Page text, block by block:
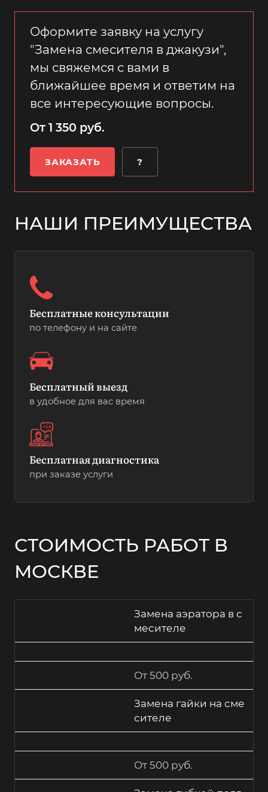
Оформите заявку на услугу
"Замена смесителя в джакузи",
мы свяжемся с вами в
ближайшее время и ответим на
все интересующие вопросы.
От 1 350 руб.
ЗАКАЗАТЬ ?
НАШИ ПРЕИМУЩЕСТВА
Бесплатные консультации
по телефону и на сайте
Бесплатный выезд
в удобное для вас время
Бесплатная диагностика
при заказе услуги
СТОИМОСТЬ РАБОТ В
МОСКВЕ
Замена аэратора в с
месителе
От 500 руб.
Замена гайки на сме
сителе
От 500 руб.